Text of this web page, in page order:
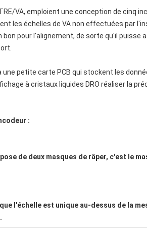
VA, emploient une conception de cinq
les échelles de VA non effectuées par
pour l'alignement, de sorte qu'il puisse
une petite carte PCB qui stockent les
à cristaux liquides DRO réaliser la
:
de deux masques de râper, c'est le
l'échelle est unique au-dessus de la